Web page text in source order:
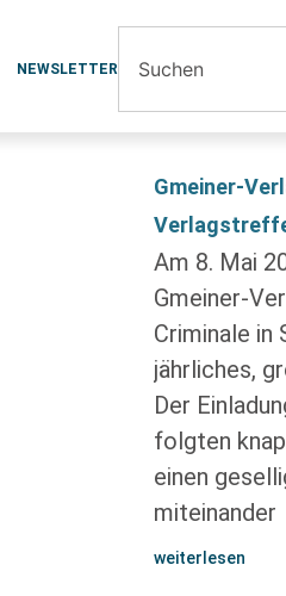
NEWSLETTER
Gmeiner-
Am 8. Mai
Gmeiner-
Criminale in
jährliches,
Der
folgten
einen
miteinander
weiterlesen